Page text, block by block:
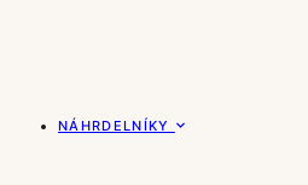
NÁHRDELNÍKY